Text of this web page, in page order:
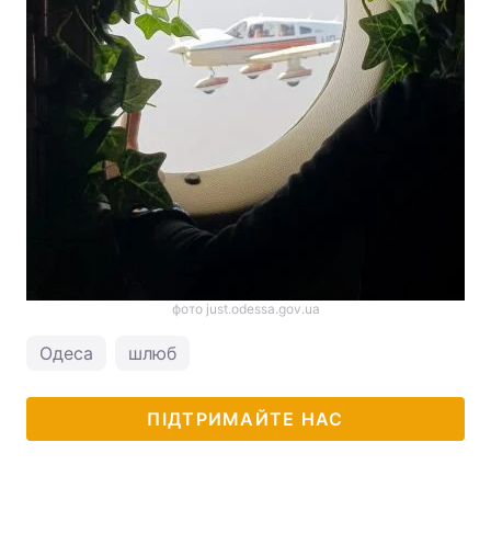
фото just.odessa.gov.ua
Одеса шлюб
ПІДТРИМАЙТЕ НАС